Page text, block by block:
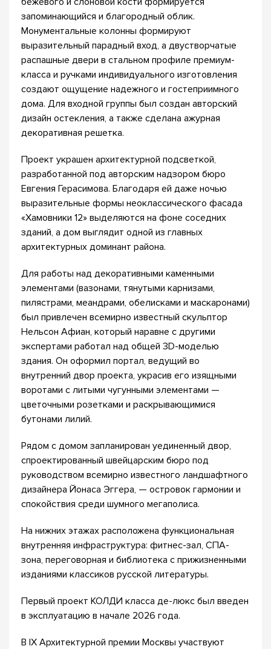
запоминающийся и благородный облик.
Монументальные колонны формируют
выразительный парадный вход, а двустворчатые
распашные двери в стальном профиле премиум-
класса и ручками индивидуального изготовления
создают ощущение надежного и гостеприимного
дома. Для входной группы был создан авторский
дизайн остекления, а также сделана ажурная
декоративная решетка.
Проект украшен архитектурной подсветкой,
разработанной под авторским надзором бюро
Евгения Герасимова. Благодаря ей даже ночью
выразительные формы неоклассического фасада
«Хамовники 12» выделяются на фоне соседних
зданий, а дом выглядит одной из главных
архитектурных доминант района.
Для работы над декоративными каменными
элементами (вазонами, тянутыми карнизами,
пилястрами, меандрами, обелисками и маскаронами)
был привлечен всемирно известный скульптор
Нельсон Афиан, который наравне с другими
экспертами работал над общей 3D-моделью
здания. Он оформил портал, ведущий во
внутренний двор проекта, украсив его изящными
воротами с литыми чугунными элементами —
цветочными розетками и раскрывающимися
бутонами лилий.
Рядом с домом запланирован уединенный двор,
спроектированный швейцарским бюро под
руководством всемирно известного ландшафтного
дизайнера Йонаса Эггера, — островок гармонии и
спокойствия среди шумного мегаполиса.
На нижних этажах расположена функциональная
внутренняя инфраструктура: фитнес-зал, СПА-
зона, переговорная и библиотека с прижизненными
изданиями классиков русской литературы.
Первый проект КОЛДИ класса де-люкс был введен
в эксплуатацию в начале 2026 года.
В IX Архитектурной премии Москвы участвуют